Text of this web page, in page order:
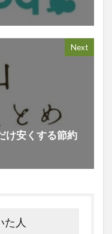
Next
け安くする節約
た人